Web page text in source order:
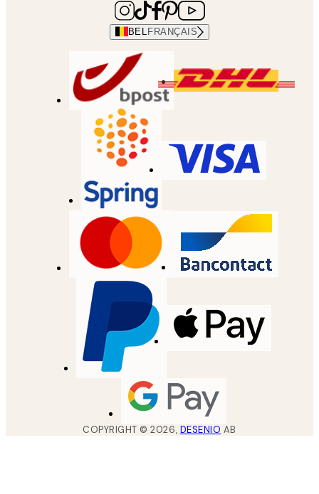
BEL FRANÇAIS
COPYRIGHT ©2026, DESENIO AB